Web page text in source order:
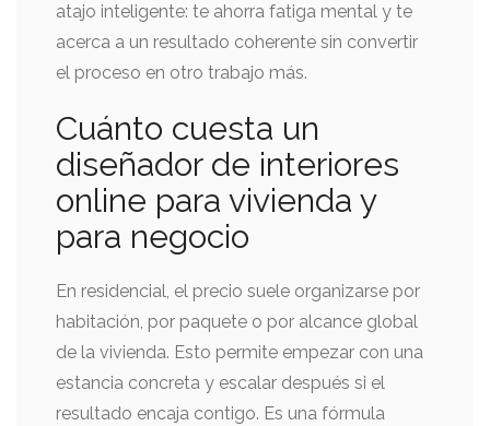
atajo inteligente: te ahorra fatiga mental y te
acerca a un resultado coherente sin convertir
el proceso en otro trabajo más.
Cuánto cuesta un
diseñador de interiores
online para vivienda y
para negocio
En residencial, el precio suele organizarse por
habitación, por paquete o por alcance global
de la vivienda. Esto permite empezar con una
estancia concreta y escalar después si el
resultado encaja contigo. Es una fórmula